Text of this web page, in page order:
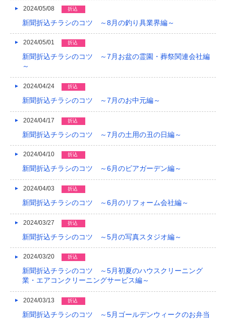
2024/05/08 折込
新聞折込チラシのコツ ～8月の釣り具業界編～
2024/05/01 折込
新聞折込チラシのコツ ～7月お盆の霊園・葬祭関連会社編
～
2024/04/24 折込
新聞折込チラシのコツ ～7月のお中元編～
2024/04/17 折込
新聞折込チラシのコツ ～7月の土用の丑の日編～
2024/04/10 折込
新聞折込チラシのコツ ～6月のビアガーデン編～
2024/04/03 折込
新聞折込チラシのコツ ～6月のリフォーム会社編～
2024/03/27 折込
新聞折込チラシのコツ ～5月の写真スタジオ編～
2024/03/20 折込
新聞折込チラシのコツ ～5月初夏のハウスクリーニング
業・エアコンクリーニングサービス編～
2024/03/13 折込
新聞折込チラシのコツ ～5月ゴールデンウィークのお弁当